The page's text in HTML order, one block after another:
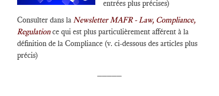
entrées plus précises)
Consulter dans la Newsletter MAFR - Law, Compliance,
Regulationce qui est plus particulièrement afférent à la
définition de la Compliance (v. ci-dessous des articles plus
précis)